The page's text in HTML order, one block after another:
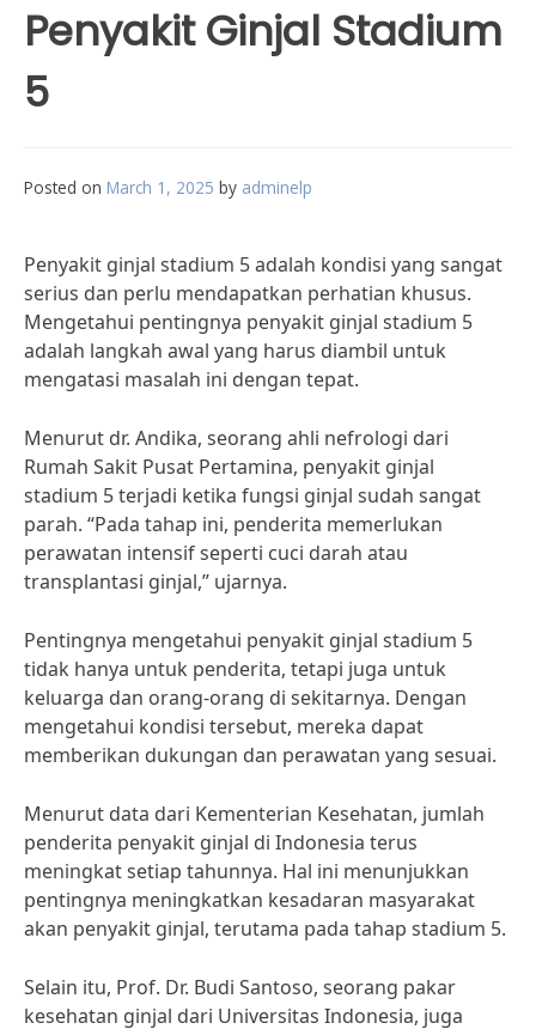
Penyakit Ginjal Stadium
5
Posted on March 1, 2025 by adminelp
Penyakit ginjal stadium 5 adalah kondisi yang sangat
serius dan perlu mendapatkan perhatian khusus.
Mengetahui pentingnya penyakit ginjal stadium 5
adalah langkah awal yang harus diambil untuk
mengatasi masalah ini dengan tepat.
Menurut dr. Andika, seorang ahli nefrologi dari
Rumah Sakit Pusat Pertamina, penyakit ginjal
stadium 5 terjadi ketika fungsi ginjal sudah sangat
parah. “Pada tahap ini, penderita memerlukan
perawatan intensif seperti cuci darah atau
transplantasi ginjal,” ujarnya.
Pentingnya mengetahui penyakit ginjal stadium 5
tidak hanya untuk penderita, tetapi juga untuk
keluarga dan orang-orang di sekitarnya. Dengan
mengetahui kondisi tersebut, mereka dapat
memberikan dukungan dan perawatan yang sesuai.
Menurut data dari Kementerian Kesehatan, jumlah
penderita penyakit ginjal di Indonesia terus
meningkat setiap tahunnya. Hal ini menunjukkan
pentingnya meningkatkan kesadaran masyarakat
akan penyakit ginjal, terutama pada tahap stadium 5.
Selain itu, Prof. Dr. Budi Santoso, seorang pakar
kesehatan ginjal dari Universitas Indonesia, juga